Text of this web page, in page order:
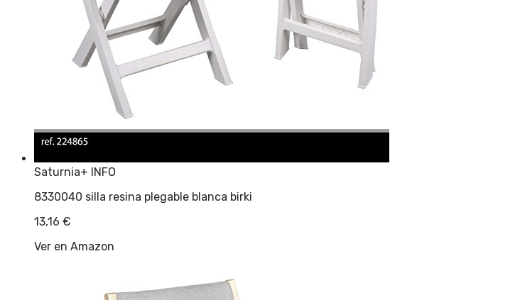
Saturnia+ INFO
8330040 silla resina plegable blanca birki
13,16 €
Ver en Amazon